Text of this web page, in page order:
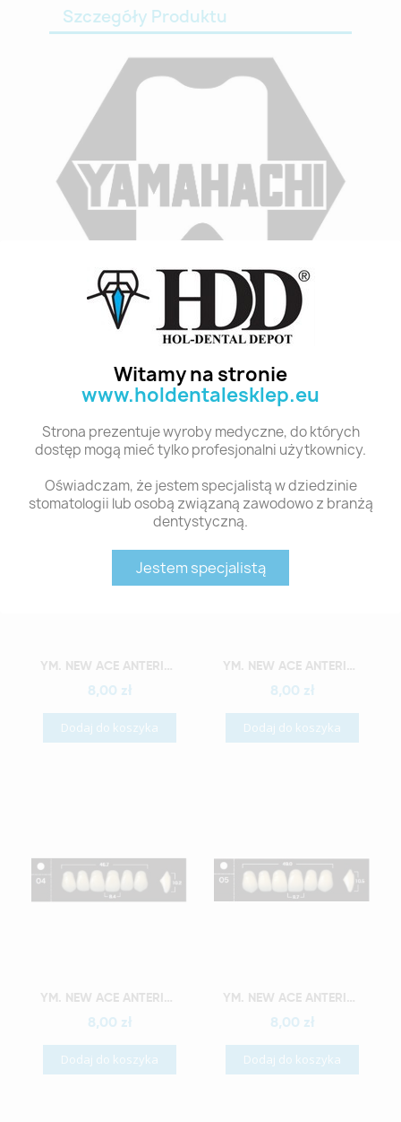
Witamy na stronie
www.holdentalesklep.eu
Strona prezentuje wyroby medyczne, do których
dostęp mogą mieć tylko profesjonalni użytkownicy.
Oświadczam, że jestem specjalistą w dziedzinie
stomatologii lub osobą związaną zawodowo z branżą
dentystyczną.
Jestem specjalistą
Szczegóły Produktu
A1 T3 6
Polecane produkty z tej kategorii
Szybki podgląd YM. NEW ACE ANTERIOR - AKRYLOWE ZĘBY SZTUCZNE - A1-O2
8,00 zł
Dodaj do koszyka
Szybki podgląd YM. NEW ACE ANTERIOR - AKRYLOWE ZĘBY SZTUCZNE - A1-O3
8,00 zł
Dodaj do koszyka
Szybki podgląd YM. NEW ACE ANTERIOR - AKRYLOWE ZĘBY SZTUCZNE - A1-O4
8,00 zł
Dodaj do koszyka
Szybki podgląd YM. NEW ACE ANTERIOR - AKRYLOWE ZĘBY SZTUCZNE - A1-O5
8,00 zł
Dodaj do koszyka